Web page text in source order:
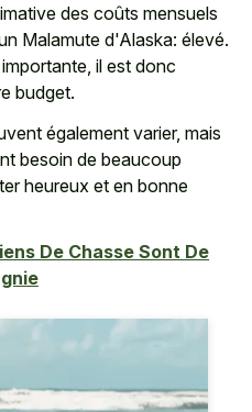
des coûts mensuels
Malamute d'Alaska: élevé.
il est donc
budget.
également varier, mais
besoin de beaucoup
heureux et en bonne
De Chasse Sont De